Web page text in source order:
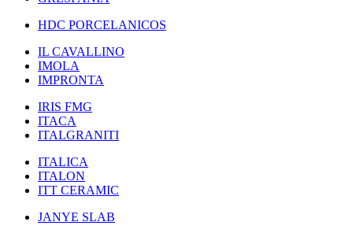
HDC PORCELANICOS
IL CAVALLINO
IMOLA
IMPRONTA
IRIS FMG
ITACA
ITALGRANITI
ITALICA
ITALON
ITT CERAMIC
JANYE SLAB